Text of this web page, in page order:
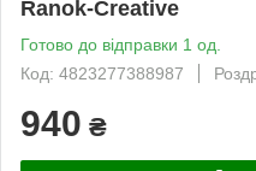
Ranok-Creative
Готово до відправки 1 од.
Код: 4823277388987
940 ₴